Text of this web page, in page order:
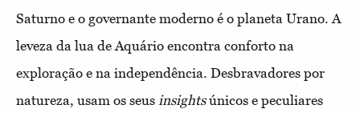
Saturno e o governante moderno é o planeta Urano. A
leveza da lua de Aquário encontra conforto na
exploração e na independência. Desbravadores por
natureza, usam os seus insightsúnicos e peculiares